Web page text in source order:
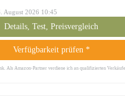
August 2026 10:45
Details, Test, Preisvergleich
Verfügbarkeit prüfen *
Als Amazon-Partner verdiene ich an qualifizierten